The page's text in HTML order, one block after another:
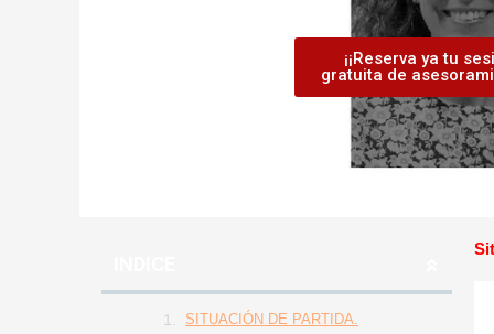
¡¡Reserva ya tu
gratuita de
SITUACIÓN DE PARTIDA.